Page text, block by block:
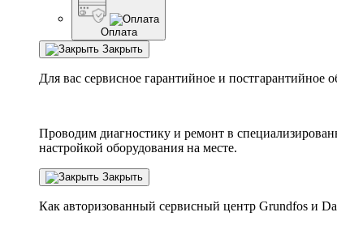
Оплата
Закрыть
Для вас сервисное гарантийное и постгарантийное
Проводим диагностику и ремонт в
настройкой оборудования на месте.
Закрыть
Как авторизованный сервисный центр Grundfos и